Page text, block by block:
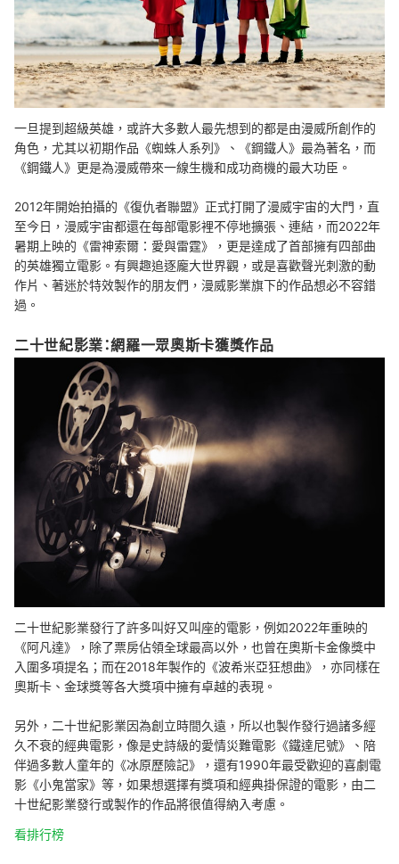
一旦提到超級英雄，或許大多數人最先想到的都是由漫威所創作的
角色，尤其以初期作品《蜘蛛人系列》、《鋼鐵人》最為著名，而
《鋼鐵人》更是為漫威帶來一線生機和成功商機的最大功臣。
2012年開始拍攝的《復仇者聯盟》正式打開了漫威宇宙的大門，直
至今日，漫威宇宙都還在每部電影裡不停地擴張、連結，而2022年
暑期上映的《雷神索爾：愛與雷霆》，更是達成了首部擁有四部曲
的英雄獨立電影。有興趣追逐龐大世界觀，或是喜歡聲光刺激的動
作片、著迷於特效製作的朋友們，漫威影業旗下的作品想必不容錯
過。
二十世紀影業：網羅一眾奧斯卡獲獎作品
二十世紀影業發行了許多叫好又叫座的電影，例如2022年重映的
《阿凡達》，除了票房佔領全球最高以外，也曾在奧斯卡金像獎中
入圍多項提名；而在2018年製作的《波希米亞狂想曲》，亦同樣在
奧斯卡、金球獎等各大獎項中擁有卓越的表現。
另外，二十世紀影業因為創立時間久遠，所以也製作發行過諸多經
久不衰的經典電影，像是史詩級的愛情災難電影《鐵達尼號》、陪
伴過多數人童年的《冰原歷險記》，還有1990年最受歡迎的喜劇電
影《小鬼當家》等，如果想選擇有獎項和經典掛保證的電影，由二
十世紀影業發行或製作的作品將很值得納入考慮。
看排行榜